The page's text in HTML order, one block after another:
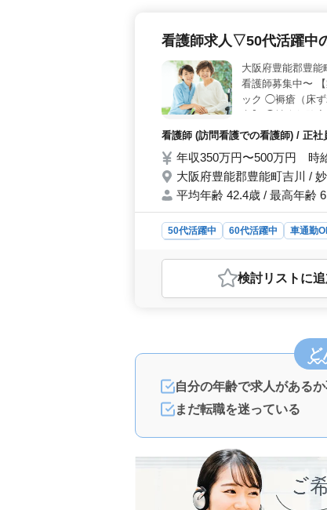
看護師求人▽50代活躍中
大阪府豊能郡豊
看護師募集中〜
ック ◯褥瘡（床
考】 ◯社会保険
待ちしております
看護師 (訪問看護での看護師) / 正
年収350万円〜500万円 時
大阪府豊能郡豊能町吉川 /
平均年齢 42.4歳 / 最高年齢
50代活躍中 60代活躍中 車通勤
おすすめポイント
＜キャリア充実＞ 訪問看護ス
キルの向上も可能です。 ＜働
のアクセスも良好で車通勤可能
ート。 ＜待遇・福利厚生＞ 年
◯。実費支給の通勤手当もあり
検討リスト に
ど
自分の年齢で求人がある
まだ転職を迷っている